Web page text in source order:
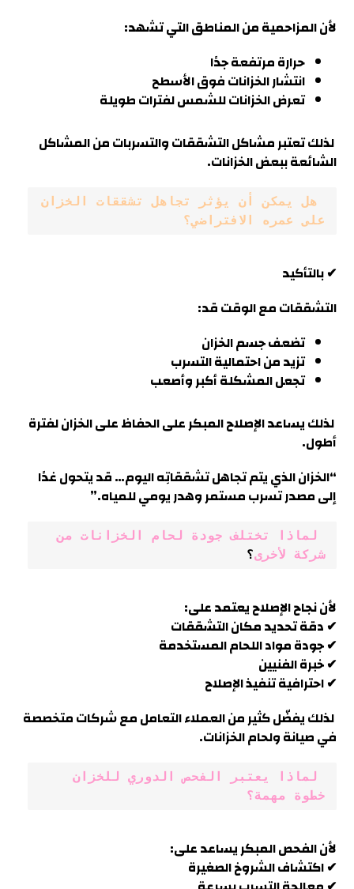
لأنالمزاحميةمن المناطق التي تشهد:
حرارة مرتفعة جدًا
انتشار الخزانات فوق الأسطح
تعرض الخزانات للشمس لفترات طويلة
لذلك تعتبر مشاكل التشققات والتسربات من المشاكل
الشائعة ببعض الخزانات.
على عمره الافتراضي؟
✔ بالتأكيد
التشققات مع الوقت قد:
تضعف جسم الخزان
تزيد من احتمالية التسرب
تجعل المشكلة أكبر وأصعب
لذلك يساعد الإصلاح المبكر على الحفاظ على الخزان لفترة
أطول.
“الخزان الذي يتم تجاهل تشققاتِه اليوم… قد يتحول غدًا
إلى مصدر تسرب مستمر وهدر يومي للمياه.”
لماذا تختلف جودة لحام الخزانات من
شركة لأخرى؟
لأن نجاح الإصلاح يعتمد على:
✔ دقة تحديد مكان التشققات
✔ جودة مواد اللحام المستخدمة
✔ خبرة الفنيين
✔ احترافية تنفيذ الإصلاح
لذلك يفضّل كثير من العملاء التعامل مع شركات متخصصة
في صيانة ولحام الخزانات.
خطوة مهمة؟
لأن الفحص المبكر يساعد على:
✔ اكتشاف الشروخ الصغيرة